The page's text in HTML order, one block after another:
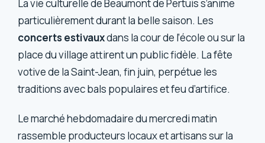
La vie culturelle de Beaumont de Pertuis s’anime
particulièrement durant la belle saison. Les
concerts estivauxdans la cour de l’école ou sur la
place du village attirent un public fidèle. La fête
votive de la Saint-Jean, fin juin, perpétue les
traditions avec bals populaires et feu d’artifice.
Le marché hebdomadaire du mercredi matin
rassemble producteurs locaux et artisans sur la